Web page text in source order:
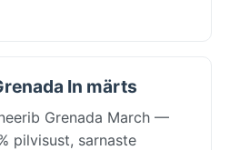
In märts
Grenada March —
pilvisust, sarnaste